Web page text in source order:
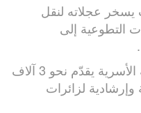
يسخر عجلاته لنقل
التطوعية إلى
مركز الثقافة الأسرية يقدّم نحو 3 آلاف
لزائرات